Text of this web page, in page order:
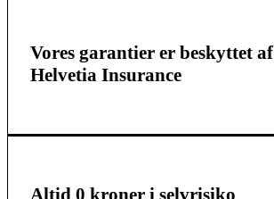
Vores garantier er beskyttet af
Helvetia Insurance